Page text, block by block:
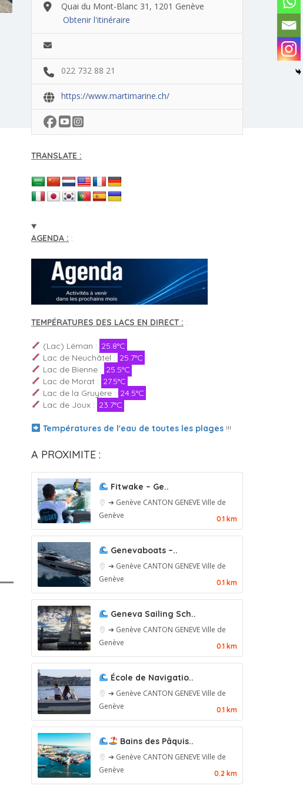
Quai du Mont-Blanc 31, 1201 Genève
Obtenir l'itinéraire
022 732 88 21
https://www.martimarine.ch/
TRANSLATE :
AGENDA : :
TEMPÉRATURES DES LACS EN DIRECT : :
(Lac) Léman : 25.8°C
Lac de Neuchâtel : 25.7°C
Lac de Bienne : 25.5°C
Lac de Morat : 27.5°C
Lac de la Gruyère : 24.5°C
Lac de Joux : 23.7°C
Températures de l'eau de toutes les plages!!!
A PROXIMITE :
Fitwake – Ge..
➔ Genève CANTON GENEVEVille de
Genève
0.1 km
Genevaboats –..
➔ Genève CANTON GENEVEVille de
Genève
0.1 km
Geneva Sailing Sch..
➔ Genève CANTON GENEVEVille de
Genève
0.1 km
École de Navigatio..
➔ Genève CANTON GENEVEVille de
Genève
0.1 km
Bains des Pâquis..
➔ Genève CANTON GENEVEVille de
Genève
0.2 km